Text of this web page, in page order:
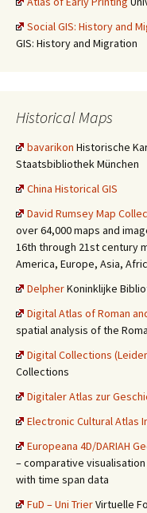
Social GIS: History and
GIS: History and Migration
Historical Maps
bavarikon Historische
Staatsbibliothek München
China Historical GIS
David Rumsey Map
over 64,000 maps and
16th through 21st century
America, Europe, Asia,
DelpherKoninklijke
Digital Atlas of Roman
spatial analysis of the
Digital Collections
Collections
Digitaler Atlas zur
Electronic Cultural Atlas
Europeana 4D/DARIAH
– comparative
with time span data
FuD – Uni TrierVirtuelle